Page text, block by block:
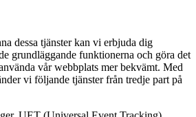
dessa tjänster kan vi erbjuda dig
grundläggande funktionerna och göra det
vår webbplats mer bekvämt. Med
vi följande tjänster från tredje part på